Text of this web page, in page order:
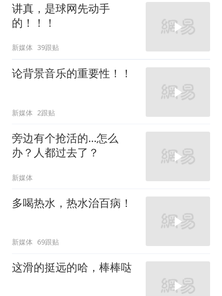
讲真，是球网先动手
的！！！
新媒体 39跟贴
论背景音乐的重要性！！
新媒体 2跟贴
旁边有个抢活的…怎么
办？人都过去了？
新媒体
多喝热水，热水治百病！
新媒体 69跟贴
这滑的挺远的哈，棒棒哒